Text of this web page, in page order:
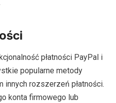
płatności PayPal i
popularne metody
innych rozszerzeń płatności.
konta firmowego lub